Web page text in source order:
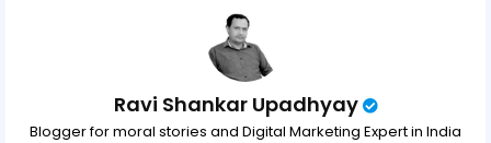
Ravi Shankar Upadhyay
Blogger for moral stories and Digital Marketing Expert in India